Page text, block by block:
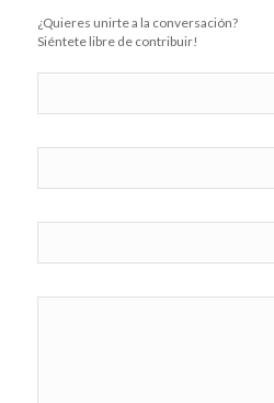
¿Quieres unirte a la conversación?
Siéntete libre de contribuir!